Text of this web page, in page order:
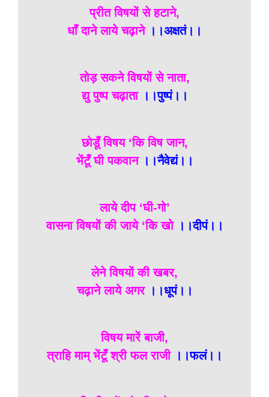
प्रीत विषयों से हटाने,
धाँ दाने लाये चढ़ाने।।अक्षतं।।
तोड़ सकने विषयों से नाता,
द्यु पुष्प चढ़ाता।।पुष्पं।।
छोडूँ विषय ‘कि विष जान,
भेंटूँ घी पकवान ।।नैवेद्यं।।
लाये दीप ‘घी-गो’
वासना विषयों की जाये ‘कि खो।।दीपं।।
लेने विषयों की खबर,
चढ़ाने लाये अगर।।धूपं।।
विषय मारें बाजी,
त्राहि माम् भेंटूँ श्री फल राजी ।।फलं।।